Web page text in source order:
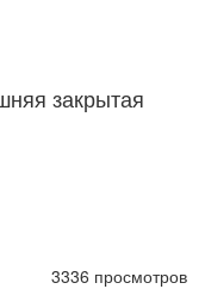
закрытая
3336 просмотров